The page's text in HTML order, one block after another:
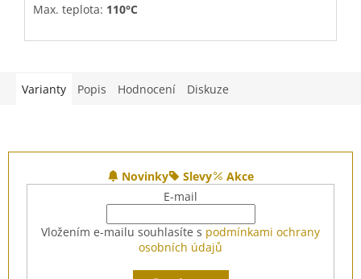
hvězdiček.
Max. teplota: 110°C
Max. tlak:10 bar(=1 MPa)
Varianty Popis Hodnocení Diskuze
Novinky Slevy
Akce
E-mail
Vložením e-mailu souhlasíte s podmínkami ochrany
osobních údajů